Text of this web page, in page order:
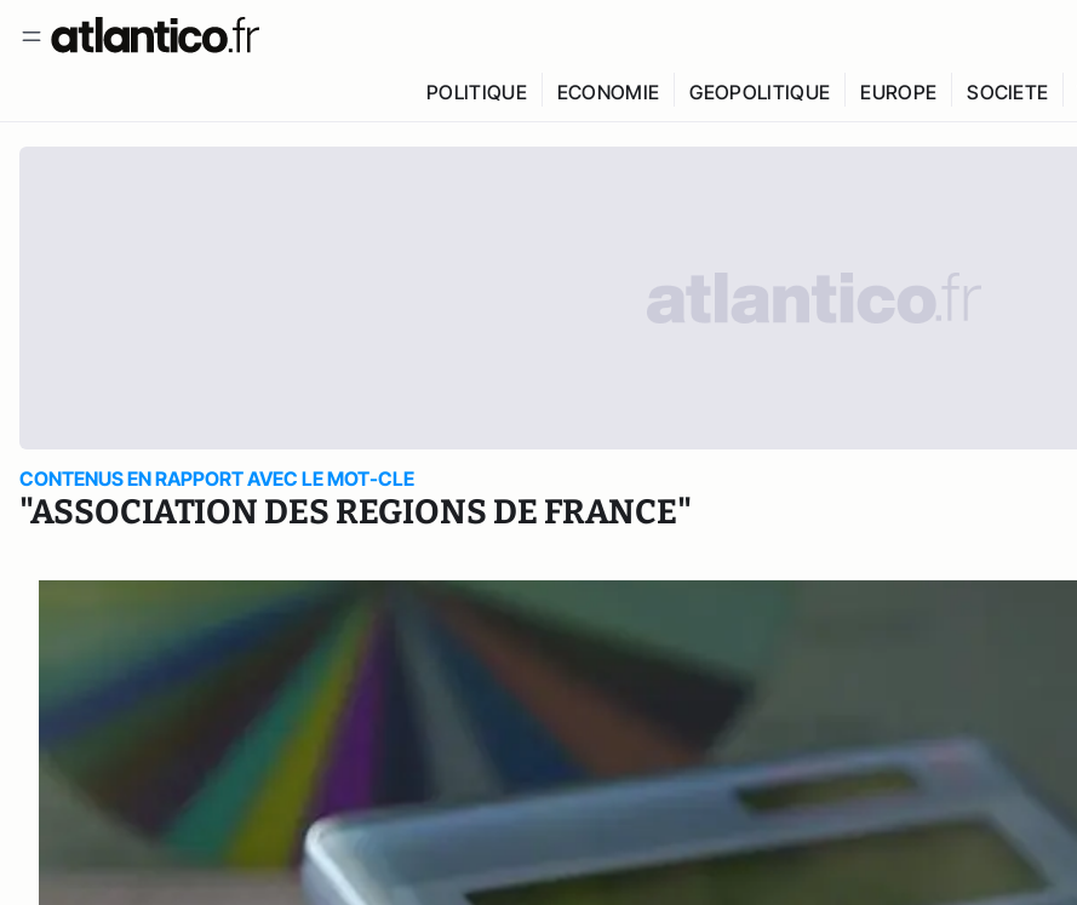
POLITIQUE ECONOMIE GEOPOLITIQUE EUROPE SOCIETE
CONTENUS EN RAPPORT AVEC LE MOT-CLE
"ASSOCIATION DES REGIONS DE FRANCE"